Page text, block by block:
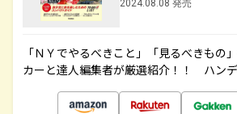
2024.08.08 発売
「ＮＹでやるべきこと」「見るべきもの
カーと達人編集者が厳選紹介！！ ハンデ